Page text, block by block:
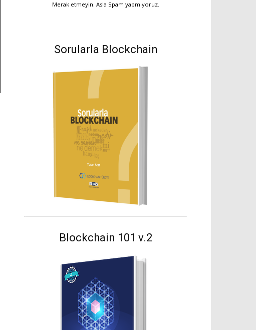
Merak etmeyin. Asla Spam yapmıyoruz.
Sorularla Blockchain
Blockchain 101 v.2